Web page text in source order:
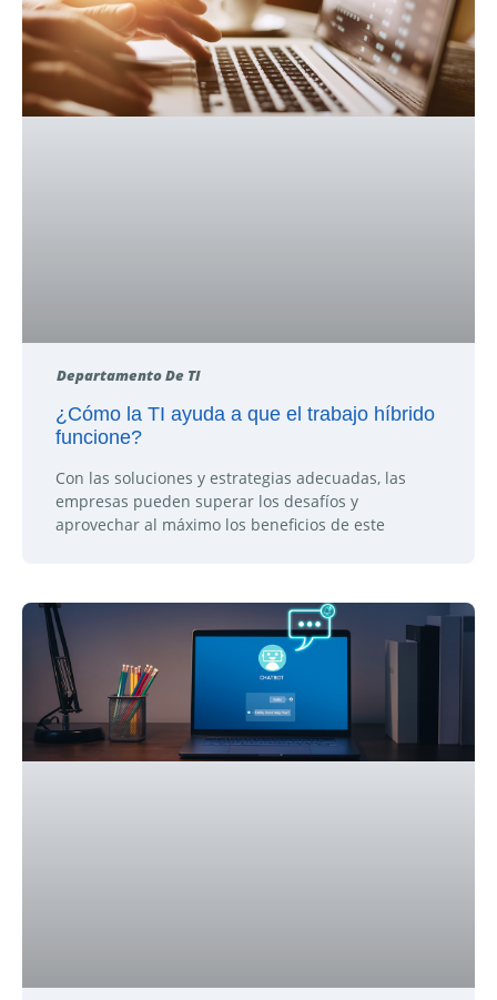
Departamento De TI
¿Cómo la TI ayuda a que el trabajo híbrido
funcione?
Con las soluciones y estrategias adecuadas, las
empresas pueden superar los desafíos y
aprovechar al máximo los beneficios de este